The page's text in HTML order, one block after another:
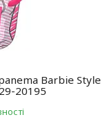
Barbie Style
20195